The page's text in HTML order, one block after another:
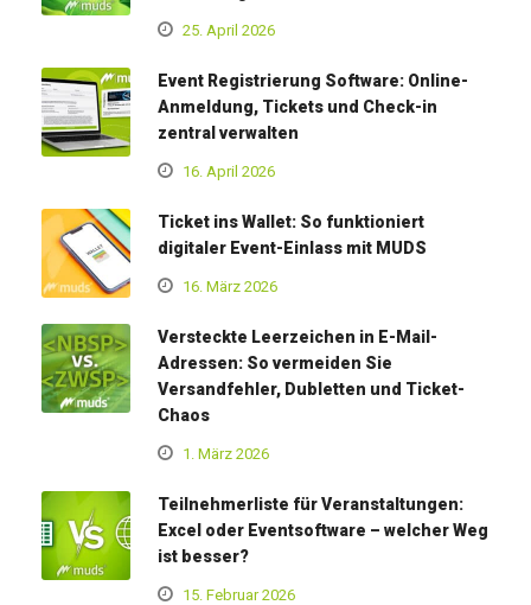
25. April 2026
Event Registrierung Software: Online-
Anmeldung, Tickets und Check-in
zentral verwalten
16. April 2026
Ticket ins Wallet: So funktioniert
digitaler Event-Einlass mit MUDS
16. März 2026
Versteckte Leerzeichen in E-Mail-
Adressen: So vermeiden Sie
Versandfehler, Dubletten und Ticket-
Chaos
1. März 2026
Teilnehmerliste für Veranstaltungen:
Excel oder Eventsoftware – welcher Weg
ist besser?
15. Februar 2026